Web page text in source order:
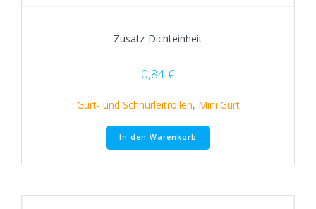
Zusatz-Dichteinheit
0,84 €
Gurt- und Schnurleitrollen, Mini Gurt
In den Warenkorb